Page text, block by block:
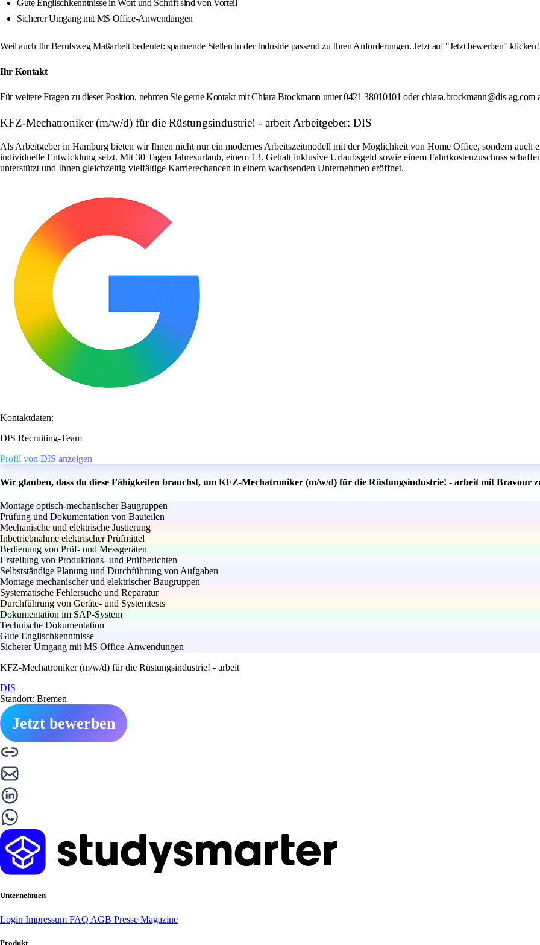
Gute Englischkenntnisse in Wort und Schrift sind von Vorteil
Sicherer Umgang mit MS Office-Anwendungen
Weil auch Ihr Berufsweg Maßarbeit bedeutet: spannende Stellen in der Industrie passend zu Ihren Anforderungen. Jetzt auf "Jetzt bewerben" klicken!
Ihr Kontakt
Für weitere Fragen zu dieser Position, nehmen Sie gerne Kontakt mit Chiara Brockmann unter 0421 38010101 oder chiara.brockmann@dis-ag.com
KFZ-Mechatroniker (m/w/d) für die Rüstungsindustrie! - arbeit Arbeitgeber: DIS
Als Arbeitgeber in Hamburg bieten wir Ihnen nicht nur ein modernes Arbeitszeitmodell mit der Möglichkeit von Home Office, sondern auch
individuelle Entwicklung setzt. Mit 30 Tagen Jahresurlaub, einem 13. Gehalt inklusive Urlaubsgeld sowie einem Fahrtkostenzuschuss
unterstützt und Ihnen gleichzeitig vielfältige Karrierechancen in einem wachsenden Unternehmen eröffnet.
Kontaktdaten:
DIS Recruiting-Team
Profil von DIS anzeigen
Wir glauben, dass du diese Fähigkeiten brauchst, um KFZ-Mechatroniker (m/w/d) für die Rüstungsindustrie! - arbeit mit Bravour
Montage optisch-mechanischer Baugruppen
Prüfung und Dokumentation von Bauteilen
Mechanische und elektrische Justierung
Inbetriebnahme elektrischer Prüfmittel
Bedienung von Prüf- und Messgeräten
Erstellung von Produktions- und Prüfberichten
Selbstständige Planung und Durchführung von Aufgaben
Montage mechanischer und elektrischer Baugruppen
Systematische Fehlersuche und Reparatur
Durchführung von Geräte- und Systemtests
Dokumentation im SAP-System
Technische Dokumentation
Gute Englischkenntnisse
Sicherer Umgang mit MS Office-Anwendungen
KFZ-Mechatroniker (m/w/d) für die Rüstungsindustrie! - arbeit
DIS
Standort: Bremen
Jetzt bewerben
Unternehmen
Login Impressum FAQ AGB Presse Magazine
Produkt